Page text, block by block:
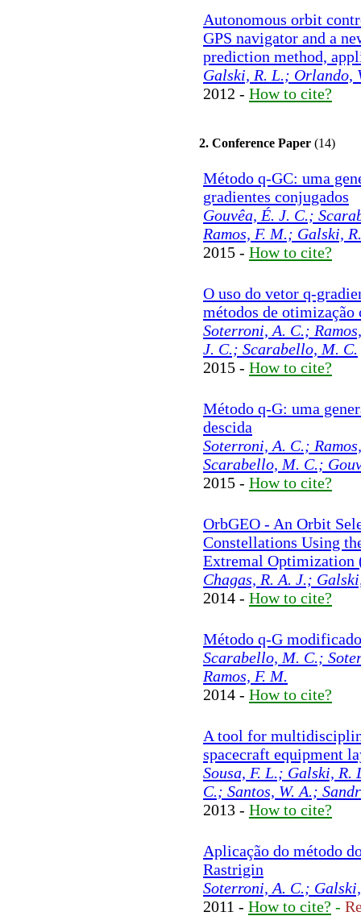
Autonomous orbit
GPS navigator and a
prediction method,
Galski, R. L.; Orlando,
2012 - How to cite?
2. Conference Paper (14)
Método q-GC: uma
gradientes conjugados
Gouvêa, É. J. C.;
Ramos, F. M.; Galski,
2015 - How to cite?
O uso do vetor q-
métodos de otimização
Soterroni, A. C.;
J. C.; Scarabello, M. C.
2015 - How to cite?
Método q-G: uma
descida
Soterroni, A. C.;
Scarabello, M. C.;
2015 - How to cite?
OrbGEO - An Orbit
Constellations Using
Extremal
Chagas, R. A. J.;
2014 - How to cite?
Método q-G modificado
Scarabello, M. C.;
Ramos, F. M.
2014 - How to cite?
A tool for
spacecraft equipment
Sousa, F. L.; Galski,
C.; Santos, W. A.;
2013 - How to cite?
Aplicação do método
Rastrigin
Soterroni, A. C.;
2011 - How to cite? -